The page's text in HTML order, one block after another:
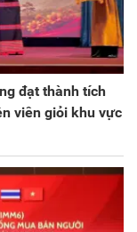
đạt thành tích
viên giỏi khu vực